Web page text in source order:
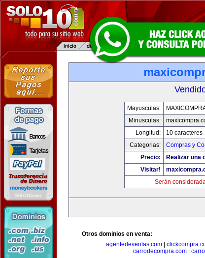
Mayusculas:
Minusculas:
Longitud:
10 caracteres
Categorias:
Compras y
Precio:
Realizar una
Visitar!
Serán
Otros dominios en venta:
agentedeventas.com|
carrodecompra.com|